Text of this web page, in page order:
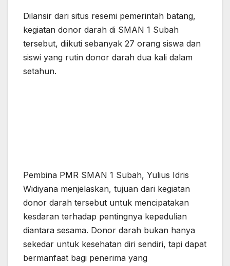
Dilansir dari situs resemi pemerintah batang,
kegiatan donor darah di SMAN 1 Subah
tersebut, diikuti sebanyak 27 orang siswa dan
siswi yang rutin donor darah dua kali dalam
setahun.
Pembina PMR SMAN 1 Subah, Yulius Idris
Widiyana menjelaskan, tujuan dari kegiatan
donor darah tersebut untuk mencipatakan
kesdaran terhadap pentingnya kepedulian
diantara sesama. Donor darah bukan hanya
sekedar untuk kesehatan diri sendiri, tapi dapat
bermanfaat bagi penerima yang